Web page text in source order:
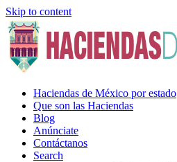
Skip to content
Haciendas de México por estado
Que son las Haciendas
Blog
Anúnciate
Contáctanos
Search